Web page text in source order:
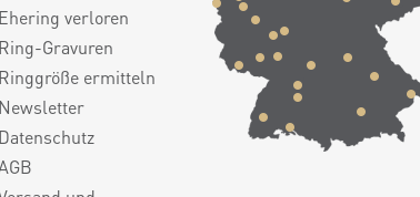
Ehering verloren
Ring-Gravuren
Ringgröße ermitteln
Newsletter
Datenschutz